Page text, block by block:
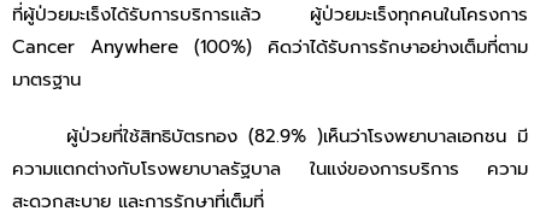
ที่ผู้ป่วยมะเร็งได้รับการบริการแล้ว ผู้ป่วยมะเร็งทุกคนในโครงการ
Cancer Anywhere (100%) คิดว่าได้รับการรักษาอย่างเต็มที่ตาม
มาตรฐาน
ผู้ป่วยที่ใช้สิทธิบัตรทอง (82.9% )เห็นว่าโรงพยาบาลเอกชน มี
ความแตกต่างกับโรงพยาบาลรัฐบาล ในแง่ของการบริการ ความ
สะดวกสะบาย และการรักษาที่เต็มที่